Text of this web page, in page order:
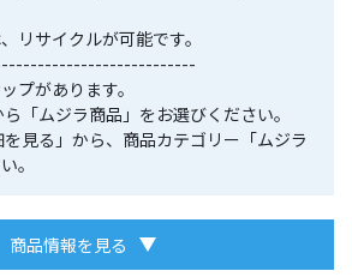
リサイクルが可能です。
プがあります。
「ムジラ商品」をお選びください。
見る」から、商品カテゴリー「ムジラ
。
商品情報を見る